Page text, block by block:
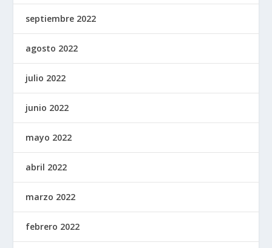
septiembre 2022
agosto 2022
julio 2022
junio 2022
mayo 2022
abril 2022
marzo 2022
febrero 2022